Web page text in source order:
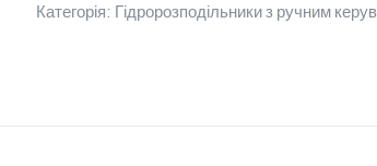
Категорія: Гідророзподільники з ручним